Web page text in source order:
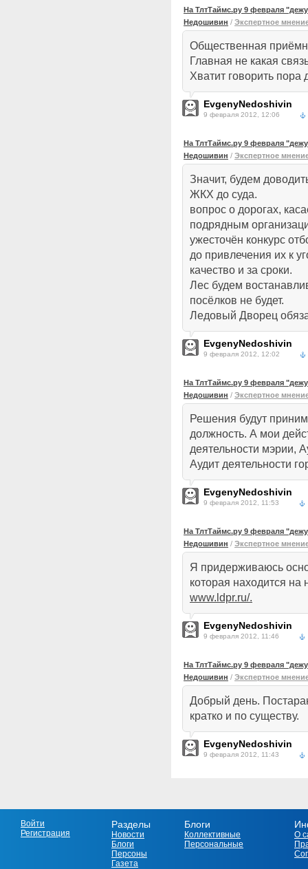
На ТлтТаймс.ру 9 февраля
Недошивин / Экспертное
Общественная
Главная не какая
Хватит говорить пора
EvgenyNedoshivin
9 февраля 2012, 12:06
На ТлтТаймс.ру 9 февраля
Недошивин / Экспертное
Значит, будем
ЖКХ до суда.
вопрос о дорогах,
подрядным
ужесточён конкурс
до привлечения их к
качество и за сроки.
Лес будем
посёлков не будет.
Ледовый Дворец
EvgenyNedoshivin
9 февраля 2012, 12:02
На ТлтТаймс.ру 9 февраля
Недошивин / Экспертное
Решения будут
должность. А мои
деятельности мэрии,
Аудит деятельности
EvgenyNedoshivin
9 февраля 2012, 11:53
На ТлтТаймс.ру 9 февраля
Недошивин / Экспертное
Я придерживаюсь
которая находится
www.ldpr.ru/.
EvgenyNedoshivin
9 февраля 2012, 11:46
На ТлтТаймс.ру 9 февраля
Недошивин / Экспертное
Добрый день.
кратко и по существу.
EvgenyNedoshivin
9 февраля 2012, 11:43
Войти
Регистрация
Разделы
Новости
Блоги
Персоны
Газета
Блоги
Коллективные
Персональные
О